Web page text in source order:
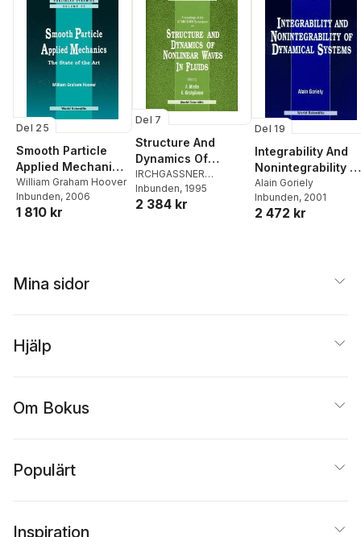
Del 25
Smooth Particle
Applied Mechanics:
The State Of The
Art
William Graham Hoover
Inbunden, 2006
1 810 kr
Del 7
Structure And
Dynamics Of
Nonlinear Waves In
Fluids: Proceedings
Of The Iutam/isimm
IRCHGASSNER
KIRCHGASSNER A
MIELKE, K Kirchgassner
Inbunden, 1995
2 384 kr
Del 19
Integrability And
Nonintegrability
Dynamical
Alain Goriely
Inbunden, 2001
2 472 kr
Mina sidor
Hjälp
Om Bokus
Populärt
Inspiration